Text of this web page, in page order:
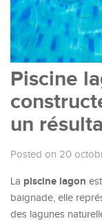
Piscine
un
Posted on 20
La piscine lagon
baignade, elle
des lagunes